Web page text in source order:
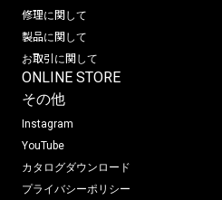
修理に関して
製品に関して
お取引に関して
ONLINE STORE
その他
Instagram
YouTube
カタログダウンロード
プライバシーポリシー